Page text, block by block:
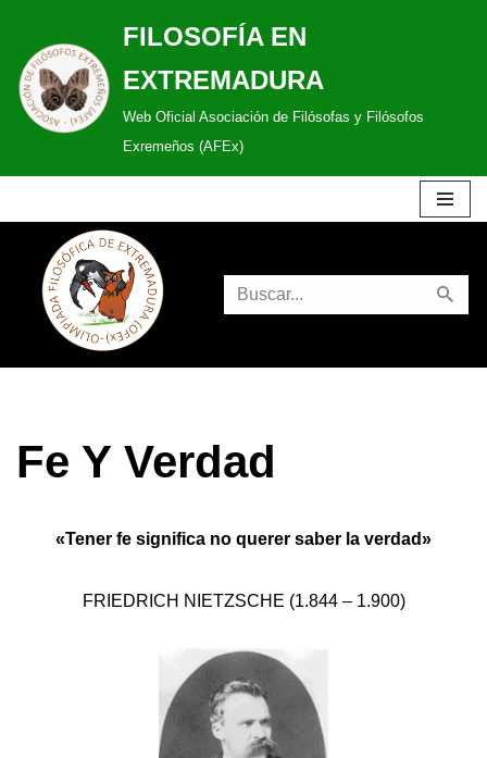
Saltar
al
contenido
FILOSOFÍA EN
EXTREMADURA
Web Oficial Asociación de Filósofas y Filósofos
Exremeños (AFEx)
Fe Y Verdad
«Tener fe significa no querer saber la verdad»
FRIEDRICH NIETZSCHE (1.844 – 1.900)